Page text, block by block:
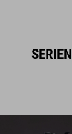
SERIEN